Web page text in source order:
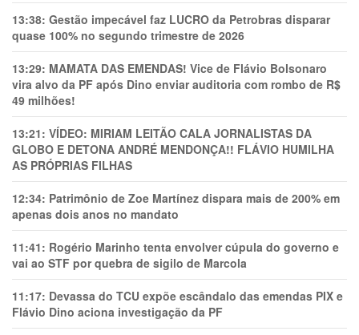
13:38: Gestão impecável faz LUCRO da Petrobras disparar
quase 100% no segundo trimestre de 2026
13:29: MAMATA DAS EMENDAS! Vice de Flávio Bolsonaro
vira alvo da PF após Dino enviar auditoria com rombo de R$
49 milhões!
13:21: VÍDEO: MIRIAM LEITÃO CALA JORNALISTAS DA
GLOBO E DETONA ANDRÉ MENDONÇA!! FLÁVIO HUMILHA
AS PRÓPRIAS FILHAS
12:34: Patrimônio de Zoe Martínez dispara mais de 200% em
apenas dois anos no mandato
11:41: Rogério Marinho tenta envolver cúpula do governo e
vai ao STF por quebra de sigilo de Marcola
11:17: Devassa do TCU expõe escândalo das emendas PIX e
Flávio Dino aciona investigação da PF